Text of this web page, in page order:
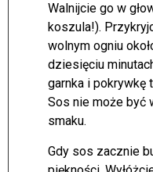
Walnijcie go w
koszula!).
wolnym ogniu
dziesięciu
garnka i pokrywkę
Sos nie może być
smaku.
Gdy sos zacznie